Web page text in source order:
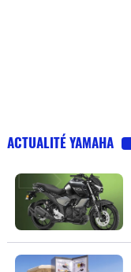
ACTUALITÉ YAMAHA